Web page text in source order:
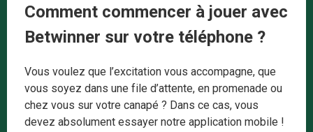
Comment commencer à jouer avec
Betwinner sur votre téléphone ?
Vous voulez que l’excitation vous accompagne, que
vous soyez dans une file d’attente, en promenade ou
chez vous sur votre canapé ? Dans ce cas, vous
devez absolument essayer notre application mobile !